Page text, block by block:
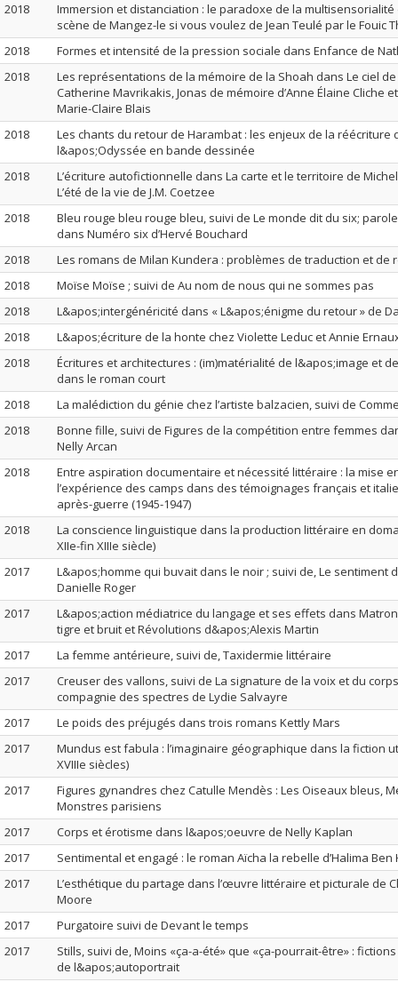
2018
Immersion et distanciation : le paradoxe de la
scène de Mangez-le si vous voulez de Jean Teulé par le Fouic
2018
Formes et intensité de la pression sociale dans Enfance de
2018
Les représentations de la mémoire de la Shoah dans Le ciel de
Catherine Mavrikakis, Jonas de mémoire d’Anne Élaine Cliche
Marie-Claire Blais
2018
Les chants du retour de Harambat : les enjeux de la réécriture
l&apos;Odyssée en bande dessinée
2018
L’écriture autofictionnelle dans La carte et le territoire de
L’été de la vie de J.M. Coetzee
2018
Bleu rouge bleu rouge bleu, suivi de Le monde dit du six;
dans Numéro six d’Hervé Bouchard
2018
Les romans de Milan Kundera : problèmes de traduction et de
2018
Moïse Moïse ; suivi de Au nom de nous qui ne sommes pas
2018
L&apos;intergénéricité dans « L&apos;énigme du retour » de
2018
L&apos;écriture de la honte chez Violette Leduc et Annie
2018
Écritures et architectures : (im)matérialité de l&apos;image et
dans le roman court
2018
La malédiction du génie chez l’artiste balzacien, suivi de
2018
Bonne fille, suivi de Figures de la compétition entre femmes
Nelly Arcan
2018
Entre aspiration documentaire et nécessité littéraire : la mise
l’expérience des camps dans des témoignages français et
après-guerre (1945-1947)
2018
La conscience linguistique dans la production littéraire en
XIIe-fin XIIIe siècle)
2017
L&apos;homme qui buvait dans le noir ; suivi de, Le sentiment
Danielle Roger
2017
L&apos;action médiatrice du langage et ses effets dans
tigre et bruit et Révolutions d&apos;Alexis Martin
2017
La femme antérieure, suivi de, Taxidermie littéraire
2017
Creuser des vallons, suivi de La signature de la voix et du
compagnie des spectres de Lydie Salvayre
2017
Le poids des préjugés dans trois romans Kettly Mars
2017
Mundus est fabula : l’imaginaire géographique dans la fiction
XVIIIe siècles)
2017
Figures gynandres chez Catulle Mendès : Les Oiseaux bleus,
Monstres parisiens
2017
Corps et érotisme dans l&apos;oeuvre de Nelly Kaplan
2017
Sentimental et engagé : le roman Aïcha la rebelle d’Halima Ben
2017
L’esthétique du partage dans l’œuvre littéraire et picturale de
Moore
2017
Purgatoire suivi de Devant le temps
2017
Stills, suivi de, Moins «ça-a-été» que «ça-pourrait-être» :
de l&apos;autoportrait